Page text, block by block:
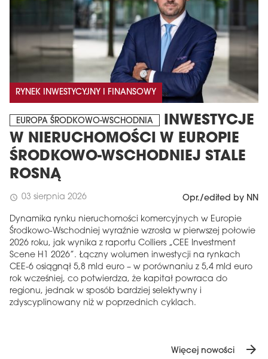
RYNEK INWESTYCYJNY I FINANSOWY
EUROPA ŚRODKOWO-WSCHODNIA
INWESTYCJE
W NIERUCHOMOŚCI W EUROPIE
ŚRODKOWO-WSCHODNIEJ STALE
ROSNĄ
schedule 03 sierpnia 2026 Opr./edited by NN
Dynamika rynku nieruchomości komercyjnych w Europie
Środkowo-Wschodniej wyraźnie wzrosła w pierwszej połowie
2026 roku, jak wynika z raportu Colliers „CEE Investment
Scene H1 2026”. Łączny wolumen inwestycji na rynkach
CEE-6 osiągnął 5,8 mld euro – w porównaniu z 5,4 mld euro
rok wcześniej, co potwierdza, że ​​kapitał powraca do
regionu, jednak w sposób bardziej selektywny i
zdyscyplinowany niż w poprzednich cyklach.
Więcej nowości arrow_forward